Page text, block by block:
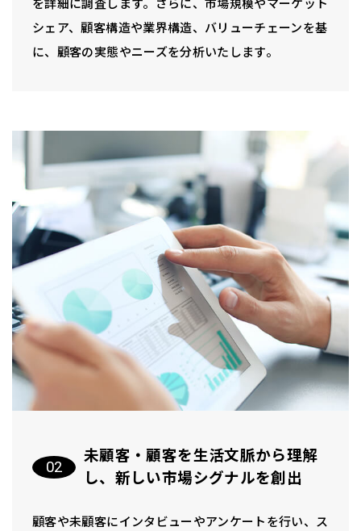
シェア、顧客構造や業界構造、バリューチェーンを基
に、顧客の実態やニーズを分析いたします。
未顧客・顧客を生活文脈から理解
し、新しい市場シグナルを創出
顧客や未顧客にインタビューやアンケートを行い、ス